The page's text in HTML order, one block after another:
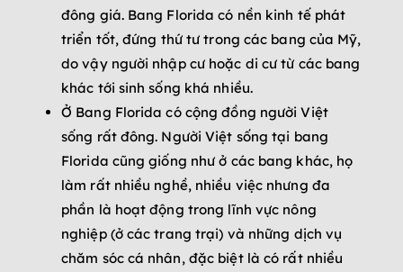
đông giá. Bang Florida có nền kinh tế phát
triển tốt, đứng thứ tư trong các bang của Mỹ,
do vậy người nhập cư hoặc di cư từ các bang
khác tới sinh sống khá nhiều.
Ở Bang Florida có cộng đồng người Việt
sống rất đông. Người Việt sống tại bang
Florida cũng giống như ở các bang khác, họ
làm rất nhiều nghề, nhiều việc nhưng đa
phần là hoạt động trong lĩnh vực nông
nghiệp (ở các trang trại) và những dịch vụ
chăm sóc cá nhân, đặc biệt là có rất nhiều